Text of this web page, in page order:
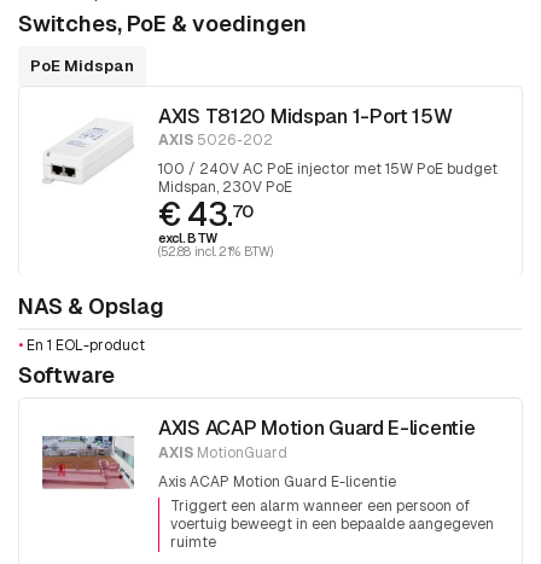
Switches, PoE & voedingen
PoE Midspan
AXIS T8120 Midspan 1-Port 15W
AXIS 5026-202
100 / 240V AC PoE injector met 15W PoE budget
Midspan, 230V PoE
€ 43.70
excl. BTW
(52.88 incl. 21% BTW)
NAS & Opslag
• En 1 EOL-product
Software
AXIS ACAP Motion Guard E-licentie
AXIS MotionGuard
Axis ACAP Motion Guard E-licentie
Triggert een alarm wanneer een persoon of
voertuig beweegt in een bepaalde aangegeven
ruimte